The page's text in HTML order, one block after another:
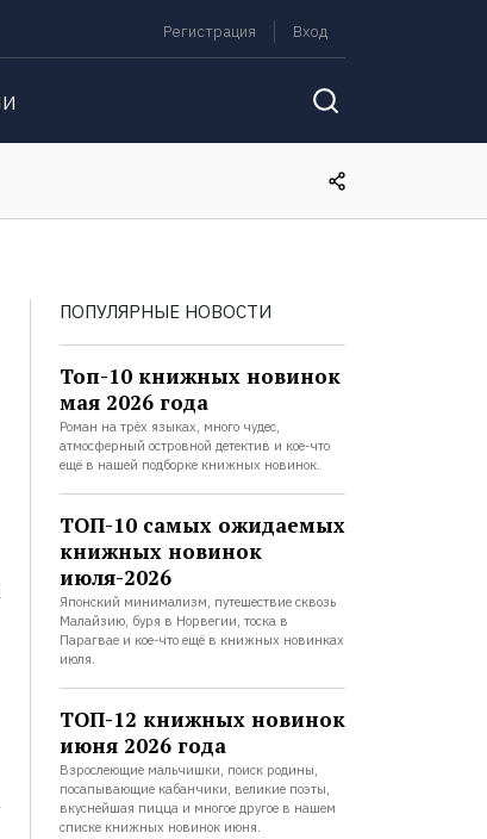
Регистрация Вход
ПОПУЛЯРНЫЕ НОВОСТИ
Топ-10 книжных новинок
мая 2026 года
Роман на трёх языках, много чудес,
атмосферный островной детектив и кое-что
ещё в нашей подборке книжных новинок.
ТОП-10 самых ожидаемых
книжных новинок
июля-2026
Японский минимализм, путешествие сквозь
Малайзию, буря в Норвегии, тоска в
Парагвае и кое-что ещё в книжных новинках
июля.
ТОП-12 книжных новинок
июня 2026 года
Взрослеющие мальчишки, поиск родины,
посапывающие кабанчики, великие поэты,
вкуснейшая пицца и многое другое в нашем
списке книжных новинок июня.